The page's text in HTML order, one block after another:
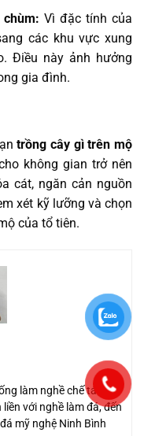
Vì đặc tính của
các khu vực xung
Điều này ảnh hưởng
gia đình.
trồng cây gì trên mộ
không gian trở nên
cát, ngăn cản nguồn
xét kỹ lưỡng và chọn
của tổ tiên.
làm nghề chế tác đá
với nghề làm đá, đến
mỹ nghệ Ninh Bình